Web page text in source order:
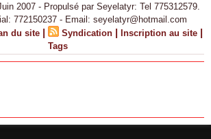
2007 - Propulsé par Seyelatyr: Tel 775312579.
772150237 - Email: seyelatyr@hotmail.com
du site | Syndication | Inscription au site |
Tags